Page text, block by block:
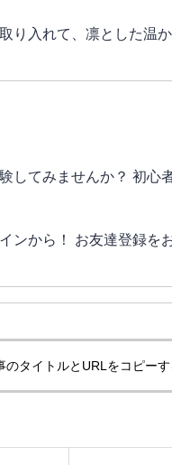
り入れて、凛とした温
てみませんか？ 初心
から！ お友達登録を
のタイトルとURLをコピーす